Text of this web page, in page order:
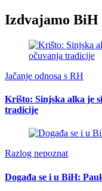
Izdvajamo BiH
Jačanje odnosa s RH
Krišto: Sinjska alka je
tradicije
Razlog nepoznat
Događa se i u BiH: